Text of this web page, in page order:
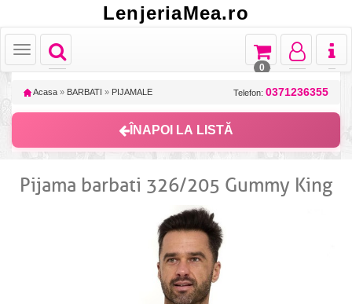
LenjeriaMea.ro
Toggle
navigation
Toggle
Toggle
navigation
Toggle
navigation
Toggle
navigation
0
Acasa » BARBATI » PIJAMALE Telefon: 0371236355
ÎNAPOI LA LISTĂ
Pijama barbati 326/205 Gummy King